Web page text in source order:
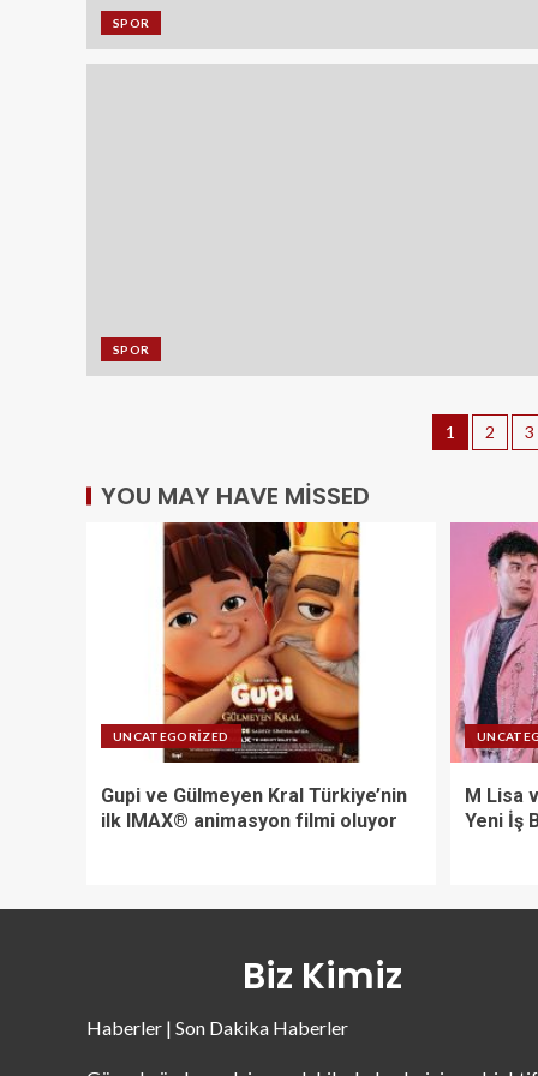
SPOR
SPOR
1 2 3
YOU MAY HAVE MISSED
UNCATEGORIZED
Gupi ve Gülmeyen Kral Türkiye’nin
ilk IMAX® animasyon filmi oluyor
M Lisa
Yeni İş
Biz Kimiz
Haberler | Son Dakika Haberler